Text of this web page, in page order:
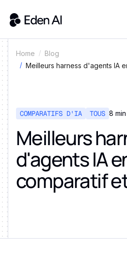
Home
Blog
Meilleurs harness d'agents IA
COMPARATIFS D'IA TOUS 8
Meilleurs
d'agents IA
comparatif